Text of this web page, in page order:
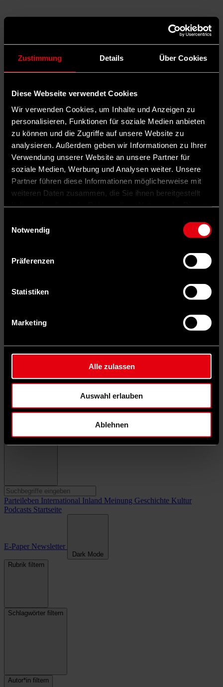
Zustimmung Details Über Cookies
Diese Webseite verwendet Cookies
Wir verwenden Cookies, um Inhalte und Anzeigen zu
personalisieren, Funktionen für soziale Medien anbieten
zu können und die Zugriffe auf unsere Website zu
analysieren. Außerdem geben wir Informationen zu Ihrer
Verwendung unserer Website an unsere Partner für
soziale Medien, Werbung und Analysen weiter. Unsere
Partner führen diese Informationen möglicherweise mit
weiteren Daten zusammen, die Sie ihnen bereitgestellt
Notwendig
Präferenzen
Statistiken
Marketing
Alle zulassen
Auswahl erlauben
Ablehnen
Parteileben International Inland Meinung Geschichte Kultur
Podcasts Startseite
E-Paper Newsletter
Dark Mode
Rubrik filtern
Schlagwörter filtern
Autor*in filtern